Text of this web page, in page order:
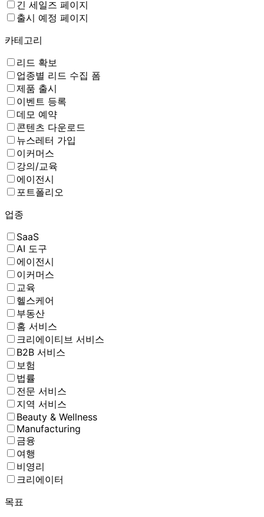
긴 세일즈 페이지
출시 예정 페이지
카테고리
리드 확보
업종별 리드 수집 폼
제품 출시
이벤트 등록
데모 예약
콘텐츠 다운로드
뉴스레터 가입
이커머스
강의/교육
에이전시
포트폴리오
업종
SaaS
AI 도구
에이전시
이커머스
교육
헬스케어
부동산
홈 서비스
크리에이티브 서비스
B2B 서비스
보험
법률
전문 서비스
지역 서비스
Beauty & Wellness
Manufacturing
금융
여행
비영리
크리에이터
목표